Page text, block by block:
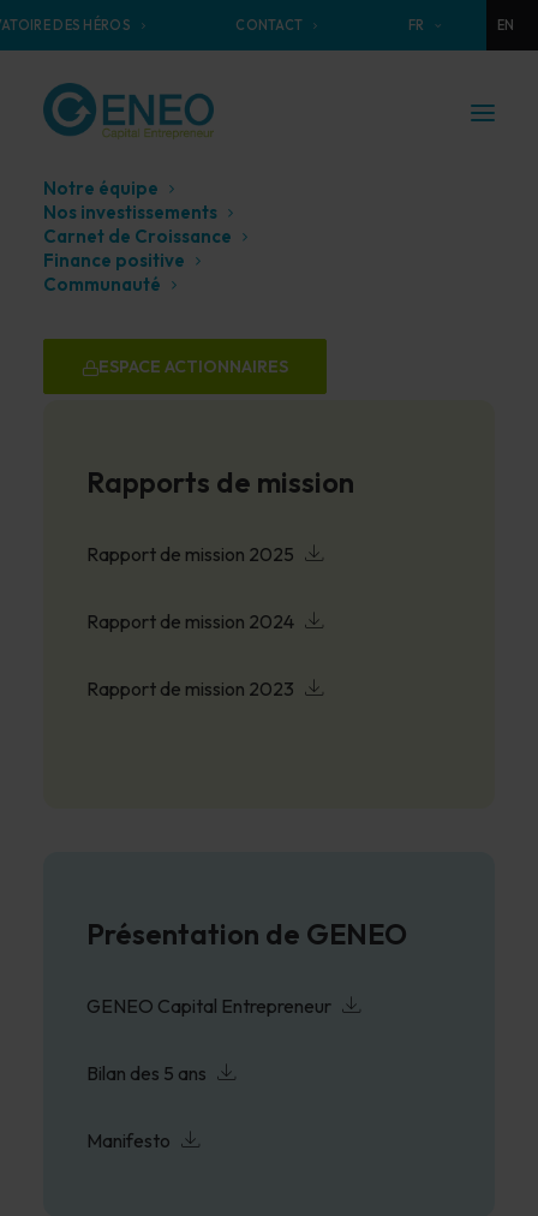
DES HÉROS CONTACT FR EN
Notre équipe
Nos investissements
Carnet de Croissance
Finance positive
Communauté
ESPACE ACTIONNAIRES
Publications
Présentation de GENEO
GENEO Capital Entrepreneur
Bilan des 5 ans
Manifesto
Rapports de mission
Rapport de mission 2025
Rapport de mission 2024
Rapport de mission 2023